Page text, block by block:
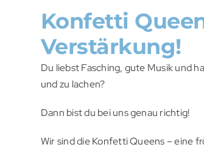
Konfetti
Verstärkung!
Du liebst Fasching, gute Musik und
und zu lachen?
Dann bist du bei uns genau richtig!
Wir sind die Konfetti Queens – eine